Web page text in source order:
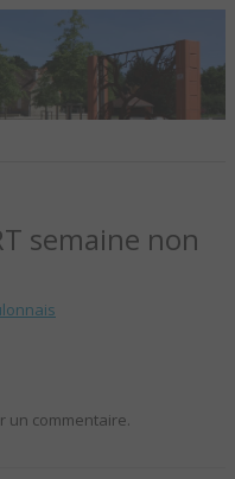
SUR-
SITE
LA
semaine non
un commentaire.